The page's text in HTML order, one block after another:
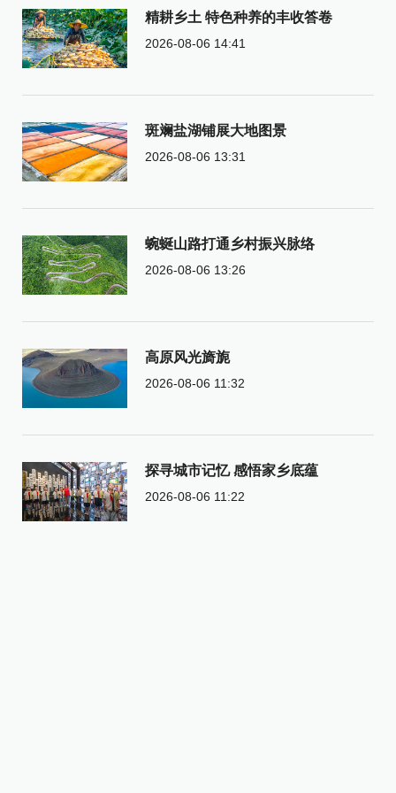
精耕乡土 特色种养的丰收答卷
2026-08-06 14:41
斑斓盐湖铺展大地图景
2026-08-06 13:31
蜿蜒山路打通乡村振兴脉络
2026-08-06 13:26
高原风光旖旎
2026-08-06 11:32
探寻城市记忆 感悟家乡底蕴
2026-08-06 11:22